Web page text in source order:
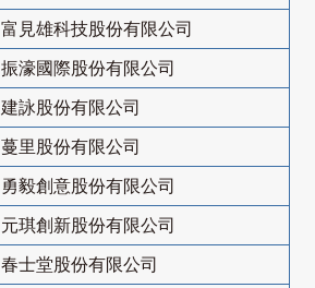
富見雄科技股份有限公司
振濠國際股份有限公司
建詠股份有限公司
蔓里股份有限公司
勇毅創意股份有限公司
元琪創新股份有限公司
春士堂股份有限公司